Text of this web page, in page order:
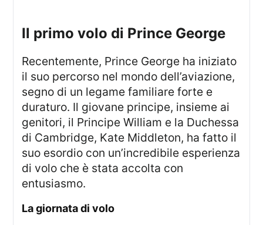
Il primo volo di Prince George
Recentemente, Prince George ha iniziato
il suo percorso nel mondo dell’aviazione,
segno di un legame familiare forte e
duraturo. Il giovane principe, insieme ai
genitori, il Principe William e la Duchessa
di Cambridge, Kate Middleton, ha fatto il
suo esordio con un’incredibile esperienza
di volo che è stata accolta con
entusiasmo.
La giornata di volo